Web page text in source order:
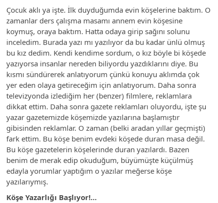
Çocuk aklı ya işte. İlk duyduğumda evin köşelerine baktım. O
zamanlar ders çalışma masamı annem evin köşesine
koymuş, oraya baktım. Hatta odaya girip sağını solunu
inceledim. Burada yazı mı yazılıyor da bu kadar ünlü olmuş
bu kız dedim. Kendi kendime sordum, o kız böyle bi köşede
yazıyorsa insanlar nereden biliyordu yazdıklarını diye. Bu
kısmı sündürerek anlatıyorum çünkü konuyu aklımda çok
yer eden olaya getireceğim için anlatıyorum. Daha sonra
televizyonda izlediğim her (benzer) filmlere, reklamlara
dikkat ettim. Daha sonra gazete reklamları oluyordu, işte şu
yazar gazetemizde köşemizde yazılarına başlamıştır
gibisinden reklamlar. O zaman (belki aradan yıllar geçmişti)
fark ettim. Bu köşe benim evdeki köşede duran masa değil.
Bu köşe gazetelerin köşelerinde duran yazılardı. Bazen
benim de merak edip okuduğum, büyümüşte küçülmüş
edayla yorumlar yaptığım o yazılar meğerse köşe
yazılarıymış.
Köşe Yazarlığı Başlıyor!…